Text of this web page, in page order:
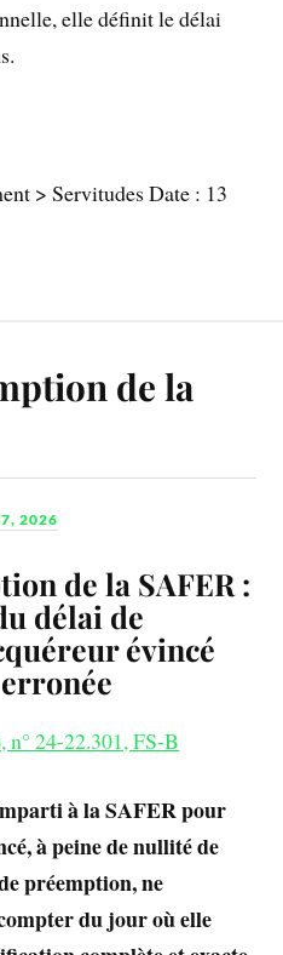
elle définit le délai
> Servitudes Date : 13
de la
2026
de la SAFER :
délai de
évincé
erronée
n° 24-22.301, FS-B
à la SAFER pour
à peine de nullité de
préemption, ne
du jour où elle